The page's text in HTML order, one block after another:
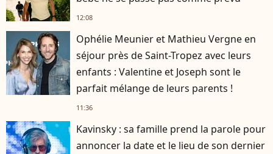
12:08
Ophélie Meunier et Mathieu Vergne en
séjour près de Saint-Tropez avec leurs
enfants : Valentine et Joseph sont le
parfait mélange de leurs parents !
11:36
Kavinsky : sa famille prend la parole pour
annoncer la date et le lieu de son dernier